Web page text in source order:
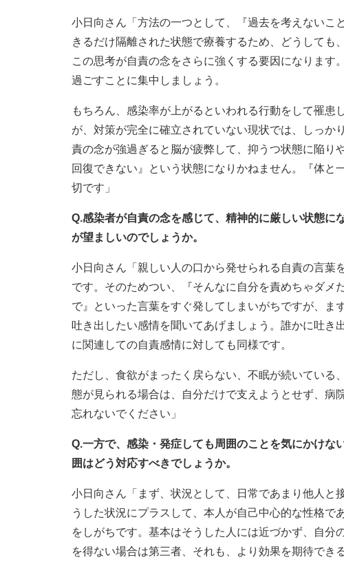
小日向さん「方法の一つとして、『過去を考えないこ
きるだけ隔離された状態で療養するため、どうしても
この思考が自責の念をさらに強くする要因になりま
過ごすことに集中しましょう。
もちろん、感染率が上がるといわれる行動をして罹
が、対策が完全に確立されていない現状では、しっか
責の念が強過ぎると脳が疲弊して、抑うつ状態に陥り
回復できない』という状態になりかねません。『体
切です」
Q.感染者が自責の念を感じて、精神的に厳しい状態
が望ましいのでしょうか。
小日向さん「親しい人の口から発せられる自責の言葉
です。そのためつい、『そんなに自分を責めちゃダメ
で』といった言葉をすぐ発してしまいがちですが、
吐き出したい感情を聞いてあげましょう。誰かに吐き
に関連しての自責感情に対しても同様です。
ただし、食欲がまったく戻らない、不眠が続いている
態が見られる場合は、自分だけで支えようとせず、病
忘れないでください」
Q.一方で、感染・発症しても周囲のことを気にかけな
囲はどう対応すべきでしょうか。
小日向さん「まず、状況として、日常であまり他人と
うした状況にプラスして、本人が自己中心的な性格
をしがちです。基本はそうした人には近づかず、自分
を得ない場合は第三者、それも、より効果を期待でき